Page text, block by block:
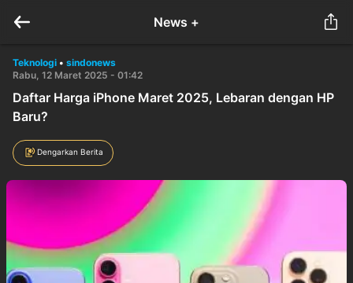
News +
Teknologi • sindonews
Rabu, 12 Maret 2025 - 01:42
Daftar Harga iPhone Maret 2025, Lebaran dengan HP
Baru?
Dengarkan Berita